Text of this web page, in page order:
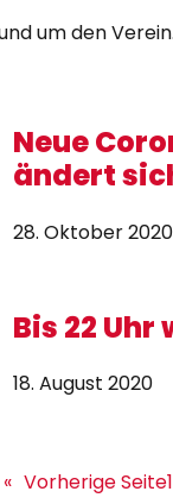
um den
Neue
ändert
28. Oktober 2020
Bis 22
18. August 2020
« Vorherige Seite1